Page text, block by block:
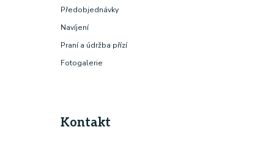
Předobjednávky
Navíjení
Praní a údržba přízí
Fotogalerie
Kontakt